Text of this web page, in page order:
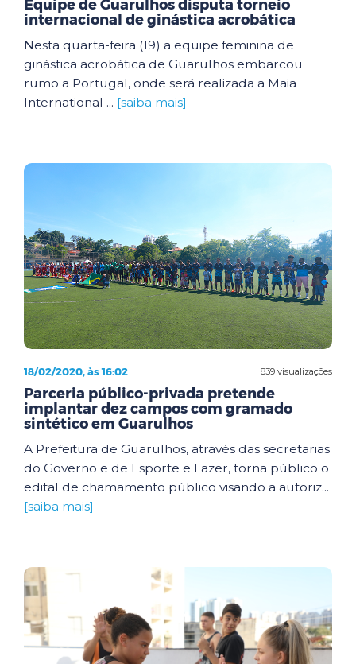
Equipe de Guarulhos disputa torneio
internacional de ginástica acrobática
Nesta quarta-feira (19) a equipe feminina de
ginástica acrobática de Guarulhos embarcou
rumo a Portugal, onde será realizada a Maia
International ... [saiba mais]
839 visualizações
18/02/2020, às 16:02
Parceria público-privada pretende
implantar dez campos com gramado
sintético em Guarulhos
A Prefeitura de Guarulhos, através das secretarias
do Governo e de Esporte e Lazer, torna público o
edital de chamamento público visando a autoriz...
[saiba mais]